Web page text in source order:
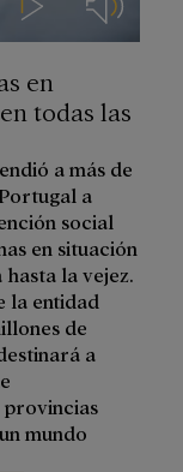
en
todas las
a más de
a
social
en situación
la vejez.
la entidad
de
a
provincias
mundo